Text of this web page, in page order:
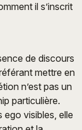
il s’inscrit
de discours
mettre en
n’est pas un
particulière.
ego visibles, elle